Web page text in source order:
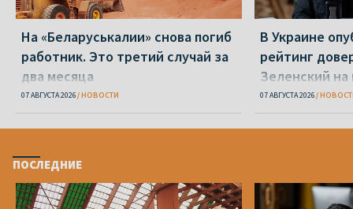
На «Беларуськалии» снова погиб
работник. Это третий случай за
два месяца
07 АВГУСТА 2026 НОВОСТИ
В Украине
рейтинг
Зеленский
07 АВГУСТА 2026
ПОСЛЕДНИЕ